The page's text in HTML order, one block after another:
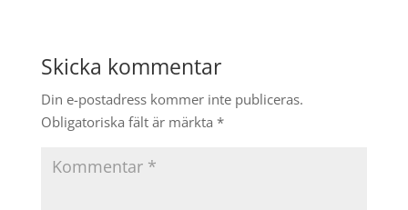
Skicka kommentar
Din e-postadress kommer inte publiceras.
Obligatoriska fält är märkta *